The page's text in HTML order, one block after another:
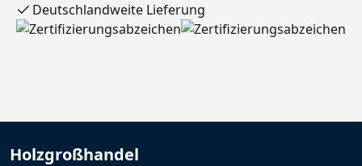
Deutschlandweite Lieferung
Holzgroßhandel